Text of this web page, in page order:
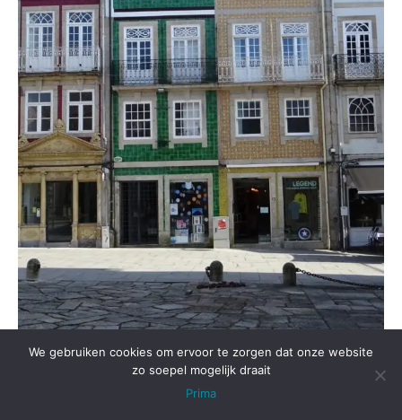
We gebruiken cookies om ervoor te zorgen dat onze website
zo soepel mogelijk draait
Prima